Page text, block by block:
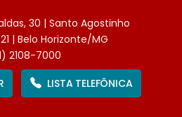
30 | Santo Agostinho
| Belo Horizonte/MG
2108-7000
LISTA TELEFÔNICA